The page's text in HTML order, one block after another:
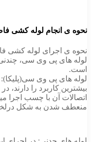
نحوه ی انجام لوله کشی
نحوه ی اجرای لوله کشی
لوله های پی وی سی، چندنی
است.
لوله های پی وی سی(پلیکا):
بیشترین کاربرد را دارند،
اتصالات آن با چسب اجرا
منعطف شدن به شکل